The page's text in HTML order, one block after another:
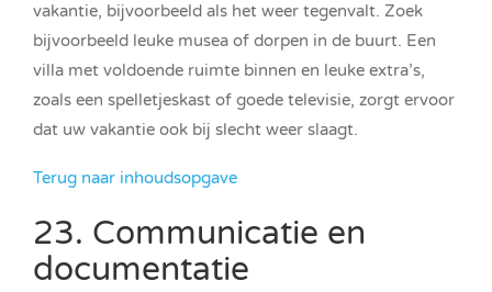
vakantie, bijvoorbeeld als het weer tegenvalt. Zoek
bijvoorbeeld leuke musea of dorpen in de buurt. Een
villa met voldoende ruimte binnen en leuke extra’s,
zoals een spelletjeskast of goede televisie, zorgt ervoor
dat uw vakantie ook bij slecht weer slaagt.
Terug naar inhoudsopgave
23. Communicatie en
documentatie